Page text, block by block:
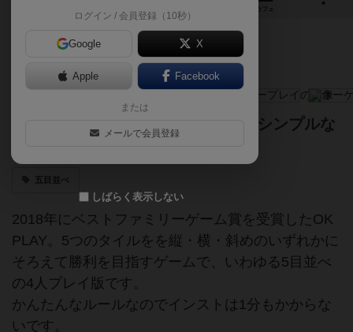
カフェ
カラータイルを先に5つ並べろ！ シンプルな
がら奥深いボードゲーム
五目並べ
2018年にベストファミリーゲーム賞を受賞したOK
PLAY。5つのタイルをを縦・横・斜めのいずれかに
そろえて勝利を目指すゲームで、いわゆる5目並べ
の4人プレイ版です。
かんたんなルールなのでインストは1分もかからな
いです。
ログイン / 会員登録（10秒）
Google X
Apple Facebook
または
メールで会員登録
しばらく表示しない